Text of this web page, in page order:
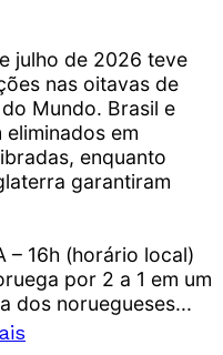
julho de 2026 teve
nas oitavas de
Mundo. Brasil e
em
enquanto
garantiram
– 16h (horário local)
por 2 a 1 em um
dos noruegueses...